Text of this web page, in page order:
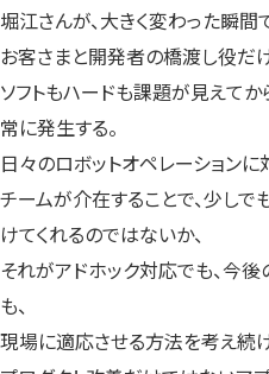
堀江さんが、大きく変わった瞬間
お客さまと開発者の橋渡し役だ
ソフトもハードも課題が見えて
常に発生する。
日々のロボットオペレーションに
チームが介在することで、少し
けてくれるのではないか、
それがアドホック対応でも、今
も、
現場に適応させる方法を考え続